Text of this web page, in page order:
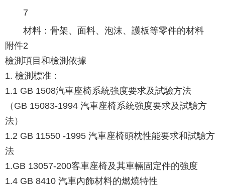
7
材料：骨架、面料、泡沫、護板等零件的材料
附件2
檢測項目和檢測依據
1. 檢測標准：
1.1 GB 1508汽車座椅系統強度要求及試驗方法
（GB 15083-1994 汽車座椅系統強度要求及試驗方
法）
1.2 GB 11550 -1995 汽車座椅頭枕性能要求和試驗方
法
1.GB 13057-200客車座椅及其車輛固定件的強度
1.4 GB 8410 汽車內飾材料的燃燒特性